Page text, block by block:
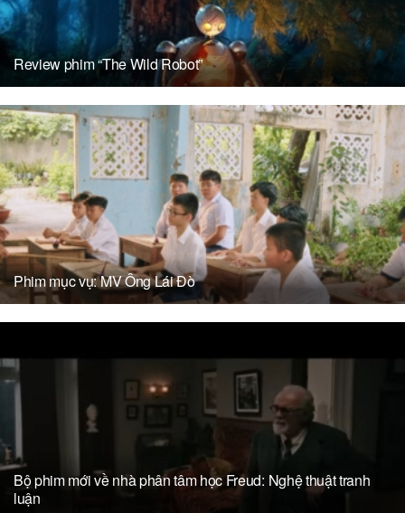
Review phim “The Wild Robot”
Phim mục vụ: MV Ông Lái Đò
Bộ phim mới về nhà phân tâm học Freud: Nghệ thuật tranh
luận